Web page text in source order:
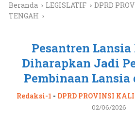
Beranda LEGISLATIF
DPRD
TENGAH
Pesantren
Diharapkan Jadi
Pembinaan
Redaksi-1 - DPRD PROVINSI
02/06/2026